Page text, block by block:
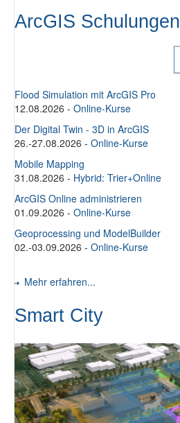
ArcGIS Schulungen
Flood Simulation mit ArcGIS Pro
12.08.2026 - Online-Kurse
Der Digital Twin - 3D in ArcGIS
26.-27.08.2026 - Online-Kurse
Mobile Mapping
31.08.2026 - Hybrid: Trier+Online
ArcGIS Online administrieren
01.09.2026 - Online-Kurse
Geoprocessing und ModelBuilder
02.-03.09.2026 - Online-Kurse
Mehr erfahren...
Smart City